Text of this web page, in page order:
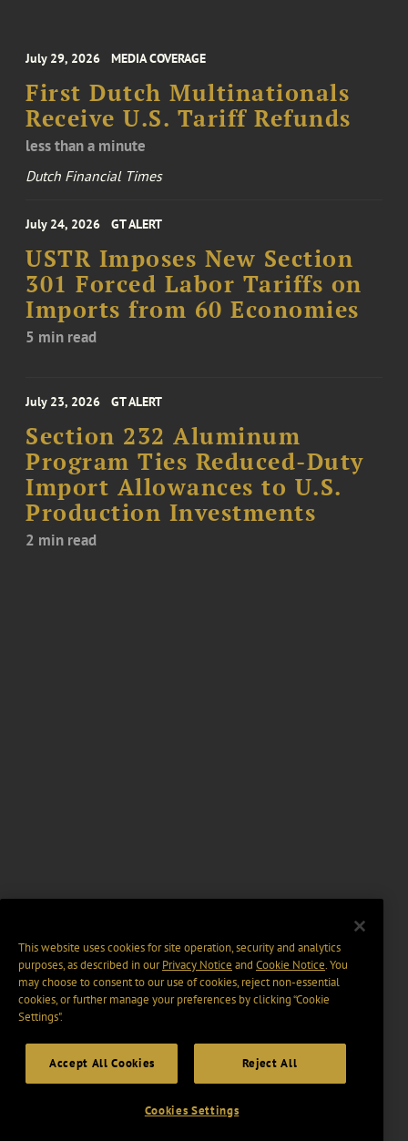
July 29, 2026 MEDIA COVERAGE
First Dutch Multinationals
Receive U.S. Tariff Refunds
less than a minute
Dutch Financial Times
July 24, 2026 GT ALERT
USTR Imposes New Section
301 Forced Labor Tariffs on
Imports from 60 Economies
5 min read
July 23, 2026 GT ALERT
Section 232 Aluminum
Program Ties Reduced-Duty
Import Allowances to U.S.
Production Investments
2 min read
This website uses cookies for site operation, security and analytics
purposes, as described in ourPrivacy Notice and Cookie Notice. You
may choose to consent to our use of cookies, reject non-essential
cookies, or further manage your preferences by clicking “Cookie
Settings".
Accept All Cookies Reject All
Cookies Settings